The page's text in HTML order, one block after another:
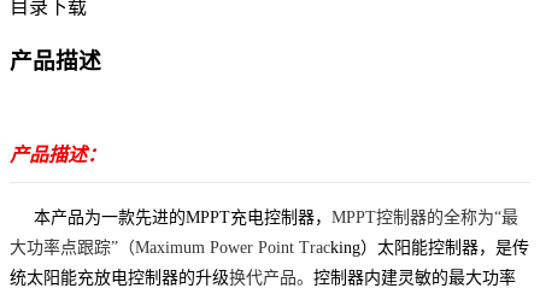
目录下载
产品描述
产品描述：
本产品为一款先进的MPPT充电控制器， MPPT控制器的全称为“最
大功率点跟踪”（Maximum Power Point Tracking） 太阳能控制器，是传
统太阳能充放电控制器的升级换代产品。 控制器内建灵敏的最大功率